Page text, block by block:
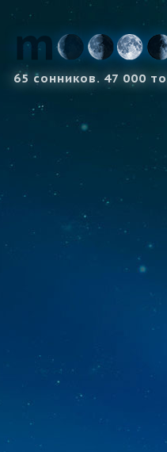
65 сонников. 47 000